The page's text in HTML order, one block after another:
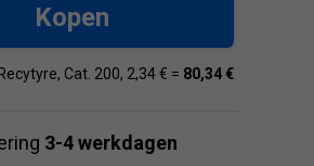
Kopen
Cat. 200, 2,34 € = 80,34 €
3-4 werkdagen